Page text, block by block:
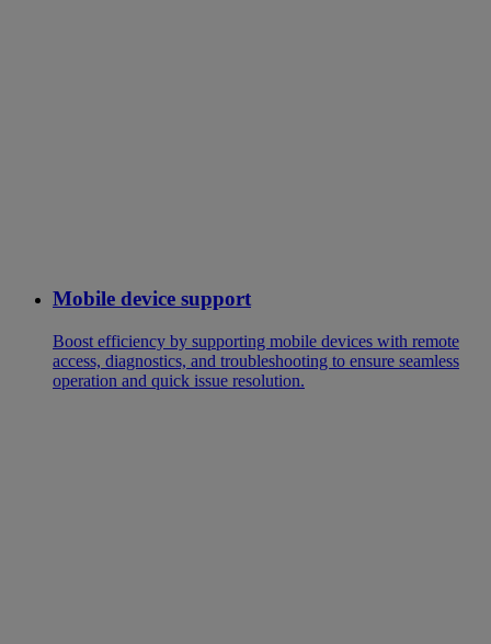
Mobile device support
Boost efficiency by supporting mobile devices with remote
access, diagnostics, and troubleshooting to ensure seamless
operation and quick issue resolution.